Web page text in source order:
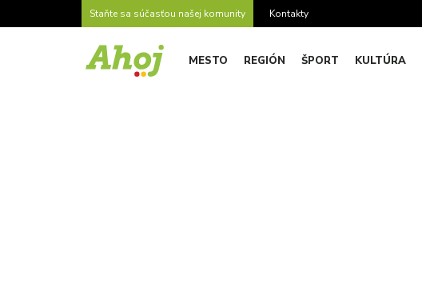
Staňte sa súčasťou našej komunity Kontakty
MESTO REGIÓN ŠPORT KULTÚRA